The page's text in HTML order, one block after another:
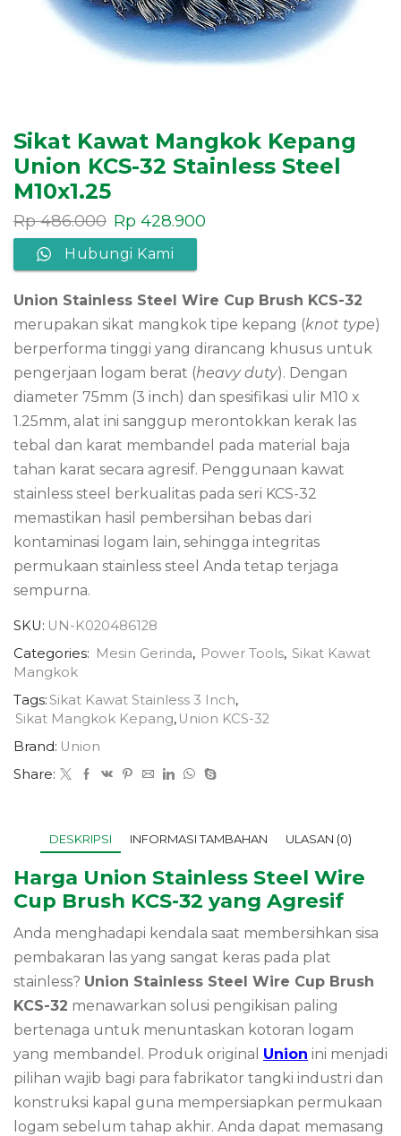
Sikat Kawat Mangkok Kepang
Union KCS-32 Stainless Steel
M10x1.25
Rp486.000 Rp 428.900
Hubungi Kami
Union Stainless Steel Wire Cup Brush KCS-32
merupakan sikat mangkok tipe kepang (knot type)
berperforma tinggi yang dirancang khusus untuk
pengerjaan logam berat (heavy duty). Dengan
diameter 75mm (3 inch) dan spesifikasi ulir M10 x
1.25mm, alat ini sanggup merontokkan kerak las
tebal dan karat membandel pada material baja
tahan karat secara agresif. Penggunaan kawat
stainless steel berkualitas pada seri KCS-32
memastikan hasil pembersihan bebas dari
kontaminasi logam lain, sehingga integritas
permukaan stainless steel Anda tetap terjaga
sempurna.
SKU: UN-K020486128
Categories: Mesin Gerinda, Power Tools, Sikat Kawat
Mangkok
Tags:Sikat Kawat Stainless 3 Inch,
Sikat Mangkok Kepang, Union KCS-32
Brand: Union
Share:
DESKRIPSI INFORMASI TAMBAHAN ULASAN (0)
Harga Union Stainless Steel Wire
Cup Brush KCS-32 yang Agresif
Anda menghadapi kendala saat membersihkan sisa
pembakaran las yang sangat keras pada plat
stainless? Union Stainless Steel Wire Cup Brush
KCS-32 menawarkan solusi pengikisan paling
bertenaga untuk menuntaskan kotoran logam
yang membandel. Produk original Union ini menjadi
pilihan wajib bagi para fabrikator tangki industri dan
konstruksi kapal guna mempersiapkan permukaan
logam sebelum tahap akhir. Anda dapat memasang